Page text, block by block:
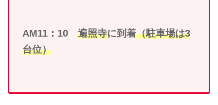
AM11：10 遍照寺に到着（駐車場は3
台位）